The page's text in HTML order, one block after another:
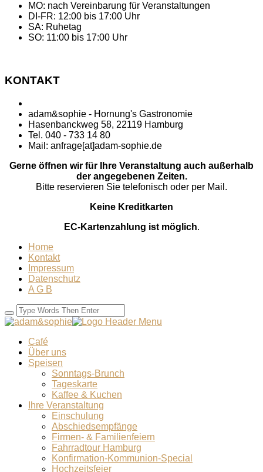
MO: nach Vereinbarung für Veranstaltungen
DI-FR: 12:00 bis 17:00 Uhr
SA: Ruhetag
SO: 11:00 bis 17:00 Uhr
KONTAKT
adam&sophie - Hornung's Gastronomie
Hasenbanckweg 58, 22119 Hamburg
Tel. 040 - 733 14 80
Mail: anfrage[at]adam-sophie.de
Gerne öffnen wir für Ihre Veranstaltung auch außerhalb
der angegebenen Zeiten.
Bitte reservieren Sie telefonisch oder per Mail.
Keine Kreditkarten
EC-Kartenzahlung ist möglich.
Home
Kontakt
Impressum
Datenschutz
A G B
Café
Über uns
Speisen
Sonntags-Brunch
Tageskarte
Kaffee & Kuchen
Ihre Veranstaltung
Einschulung
Abschiedsempfänge
Firmen- & Familienfeiern
Fahrradtour Hamburg
Konfirmation-Kommunion-Special
Hochzeitsfeier